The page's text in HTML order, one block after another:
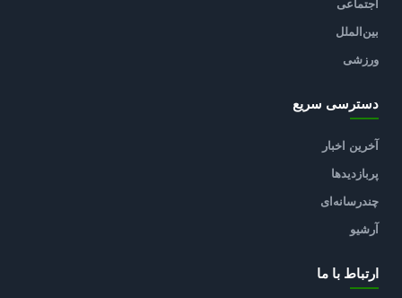
اجتماعی
بین‌الملل
ورزشی
دسترسی سریع
آخرین اخبار
پربازدیدها
چندرسانه‌ای
آرشیو
ارتباط با ما